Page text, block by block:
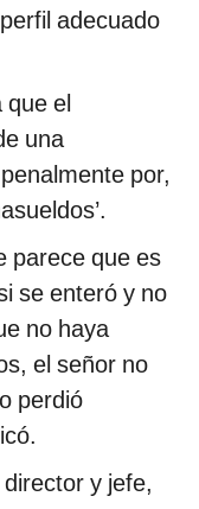
adecuado
que el
una
por,
parece que es
se enteró y no
no haya
el señor no
perdió
y jefe,